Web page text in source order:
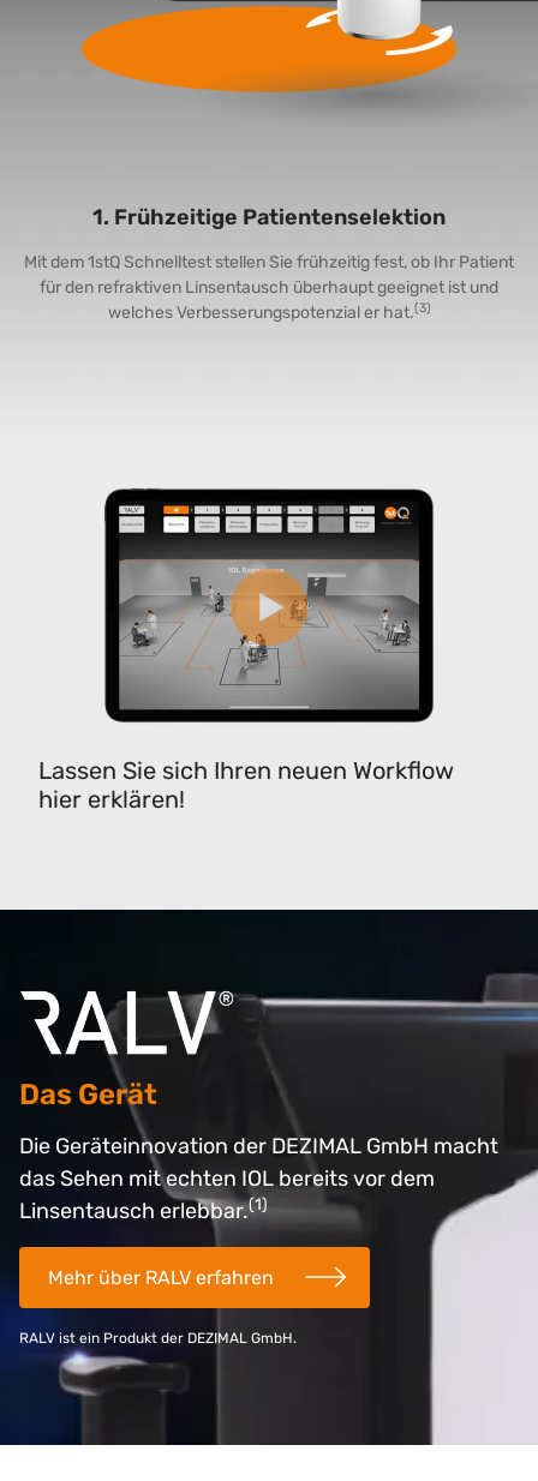
1. Frühzeitige Patientenselektion
Mit dem 1stQ Schnelltest stellen Sie frühzeitig fest, ob Ihr Patient
für den refraktiven Linsentausch überhaupt geeignet ist und
welches Verbesserungspotenzial er hat.(3)
Lassen Sie sich Ihren neuen Workflow
hier erklären!
Das Gerät
Die Geräteinnovation der DEZIMAL GmbH macht
das Sehen mit echten IOL bereits vor dem
Linsentausch erlebbar.(1)
Mehr über RALV erfahren
RALV ist ein Produkt der DEZIMAL GmbH.